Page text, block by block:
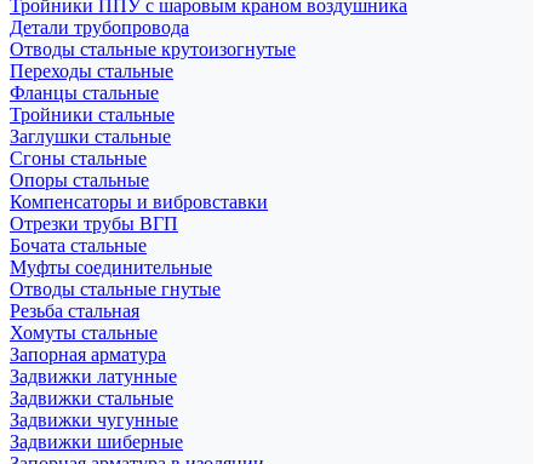
Тройники ППУ с шаровым краном воздушника
Детали трубопровода
Отводы стальные крутоизогнутые
Переходы стальные
Фланцы стальные
Тройники стальные
Заглушки стальные
Сгоны стальные
Опоры стальные
Компенсаторы и вибровставки
Отрезки трубы ВГП
Бочата стальные
Муфты соединительные
Отводы стальные гнутые
Резьба стальная
Хомуты стальные
Запорная арматура
Задвижки латунные
Задвижки стальные
Задвижки чугунные
Задвижки шиберные